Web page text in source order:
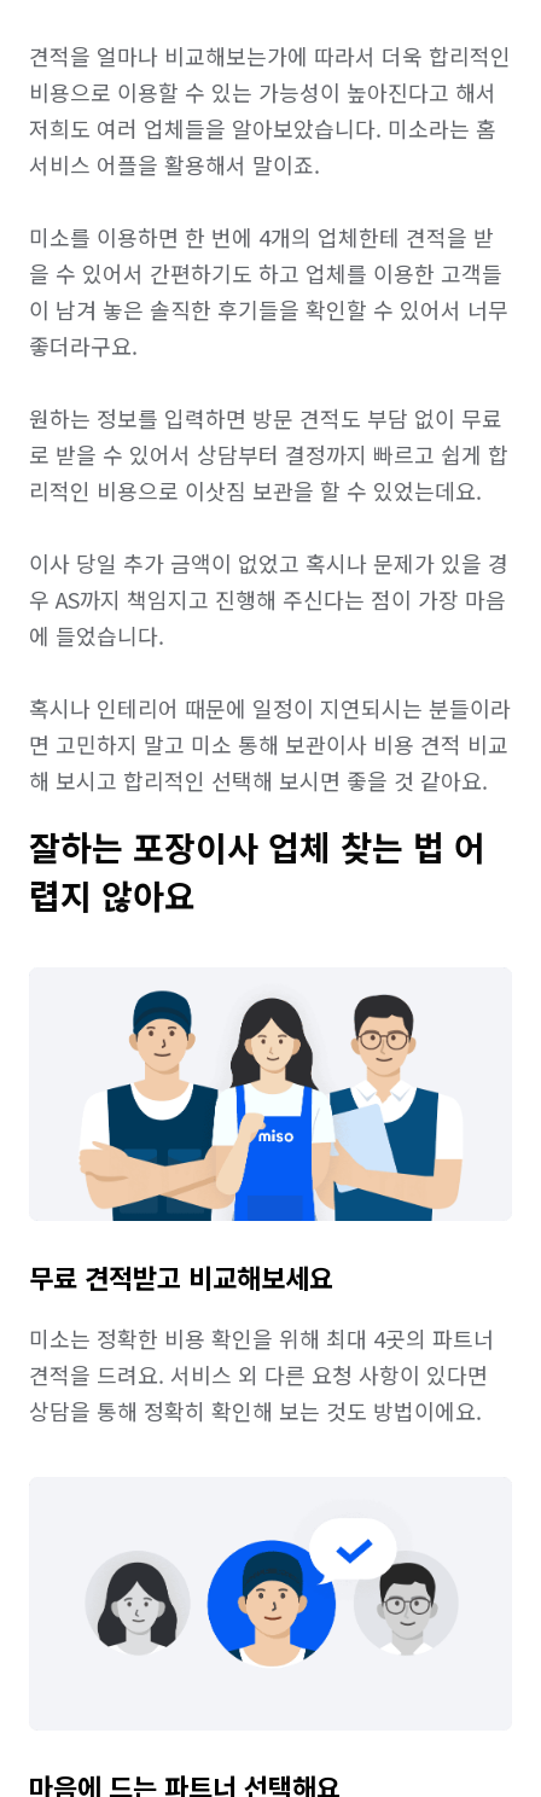
견적을 얼마나 비교해보는가에 따라서 더욱 합리적인
비용으로 이용할 수 있는 가능성이 높아진다고 해서
저희도 여러 업체들을 알아보았습니다. ​미소라는 홈
서비스 어플을 활용해서 말이죠.
미소를 이용하면 한 번에 4개의 업체한테 견적을 받
을 수 있어서 간편하기도 하고 업체를 이용한 고객들
이 남겨 놓은 솔직한 후기들을 확인할 수 있어서 너무
좋더라구요.
원하는 정보를 입력하면 방문 견적도 부담 없이 무료
로 받을 수 있어서 상담부터 결정까지 빠르고 쉽게 합
리적인 비용으로 이삿짐 보관을 할 수 있었는데요.
이사 당일 추가 금액이 없었고 혹시나 문제가 있을 경
우 AS까지 책임지고 진행해 주신다는 점이 가장 마음
에 들었습니다.
혹시나 인테리어 때문에 일정이 지연되시는 분들이라
면 고민하지 말고 미소 통해 보관이사 비용 견적 비교
해 보시고 합리적인 선택해 보시면 좋을 것 같아요.
잘하는 포장이사 업체 찾는 법 어
렵지 않아요
무료 견적받고 비교해보세요
미소는 정확한 비용 확인을 위해 최대 4곳의 파트너
견적을 드려요. 서비스 외 다른 요청 사항이 있다면
상담을 통해 정확히 확인해 보는 것도 방법이에요.
마음에 드는 파트너 선택해요